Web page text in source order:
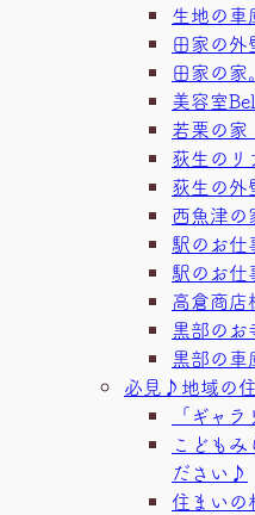
生地の車
田家の外
田家の家
美容室
若栗の家
荻生のリ
荻生の外
西魚津の
駅のお仕
駅のお仕
高倉商
黒部のお
黒部の車
必見♪地域の
「ギャ
こども
ださい♪
住まい